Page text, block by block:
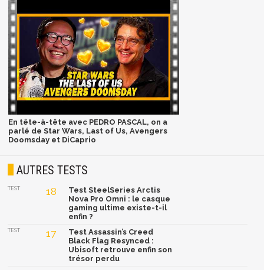
En tête-à-tête avec PEDRO PASCAL, on a
parlé de Star Wars, Last of Us, Avengers
Doomsday et DiCaprio
AUTRES TESTS
TEST 18
Test SteelSeries Arctis
Nova Pro Omni : le casque
gaming ultime existe-t-il
enfin ?
TEST 17
Test Assassin’s Creed
Black Flag Resynced :
Ubisoft retrouve enfin son
trésor perdu